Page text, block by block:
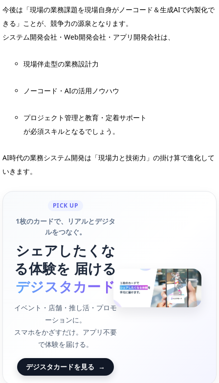
今後は「現場の業務課題を現場自身がノーコード＆生成AIで内製化で
きる」ことが、競争力の源泉となります。
システム開発会社・Web開発会社・アプリ開発会社は、
現場伴走型の業務設計力
ノーコード・AIの活用ノウハウ
プロジェクト管理と教育・定着サポート
が必須スキルとなるでしょう。
AI時代の業務システム開発は「現場力と技術力」の掛け算で進化して
いきます。
PICK UP
1枚のカードで、リアルとデジタ
ルをつなぐ。
シェアしたくな
る体験を 届ける
デジスタカード
イベント・店舗・推し活・プロモ
ーションに。
スマホをかざすだけ。アプリ不要
で体験を届ける。
デジスタカードを見る →